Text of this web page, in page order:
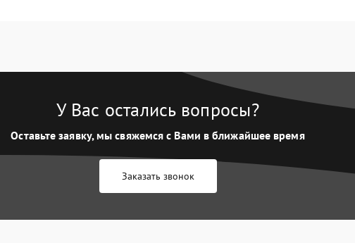
85 мин 1 год
Перегрев из‑за пыли, износа
термопасты или неисправности
кулера
75 мин
Выход из строя SSD или HDD:
медленная загрузка, ошибки
80 мин
У Вас остались вопросы?
Оставьте заявку, мы свяжемся с Вами в ближайшее время
Заказать звонок